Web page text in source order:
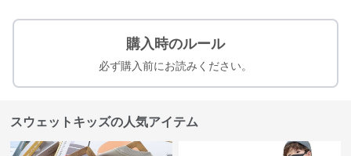
購入時のルール
必ず購入前にお読みください。
スウェットキッズの人気アイテム